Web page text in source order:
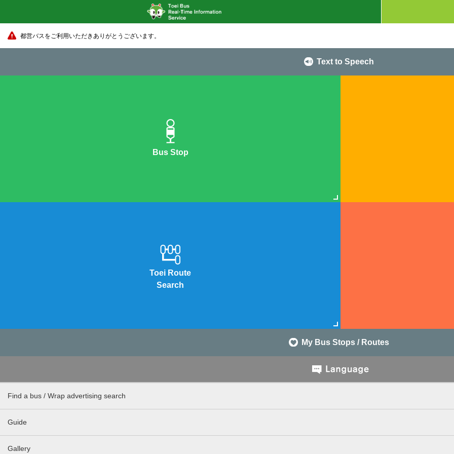
都営バスをご利用いただきありがとうございます。
Text to Speech
Bus Stop
Toei Route
Search
My Bus Stops / Routes
Find a bus / Wrap advertising search
Guide
Gallery